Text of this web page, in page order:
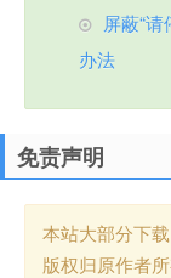
屏蔽“
办法
免责声明
本站大部分下
版权归原作者